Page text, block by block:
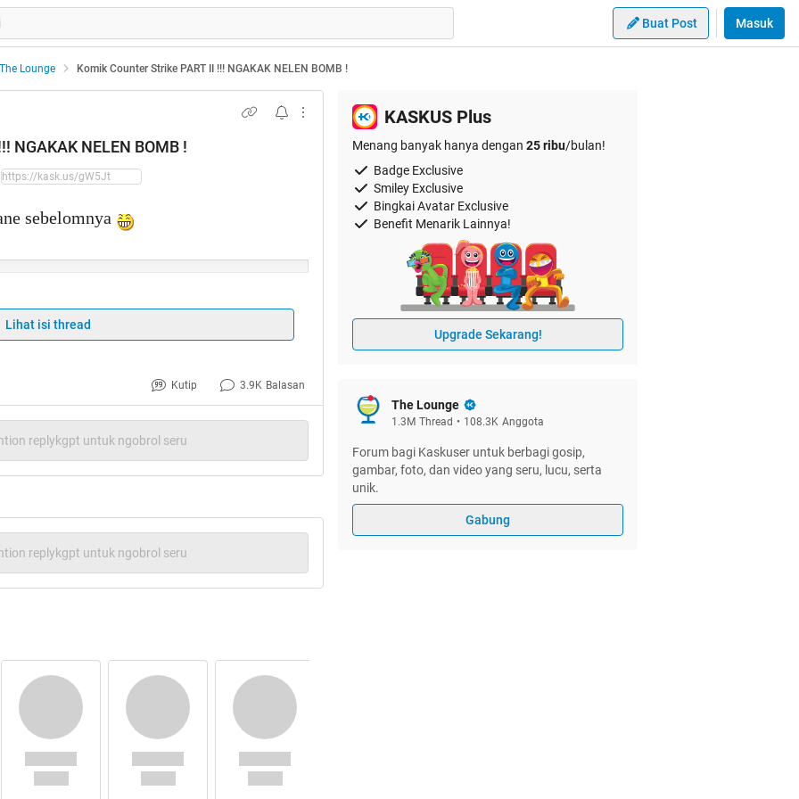
Buat Post Masuk
The Lounge Komik Counter Strike PART II !!! NGAKAK NELEN BOMB !
NGAKAK NELEN BOMB !
sebelomnya
!! GPL !! REDE TO NGAKAK
Lihat isi thread
Kutip 3.9K Balasan
replykgpt untuk ngobrol seru
replykgpt untuk ngobrol seru
KASKUS Plus
Menang banyak hanya dengan 25 ribu/bulan!
Badge Exclusive
Smiley Exclusive
Bingkai Avatar Exclusive
Benefit Menarik Lainnya!
Upgrade Sekarang!
The Lounge
1.3M Thread • 108.3K Anggota
Forum bagi Kaskuser untuk berbagi gosip,
gambar, foto, dan video yang seru, lucu, serta
unik.
Gabung